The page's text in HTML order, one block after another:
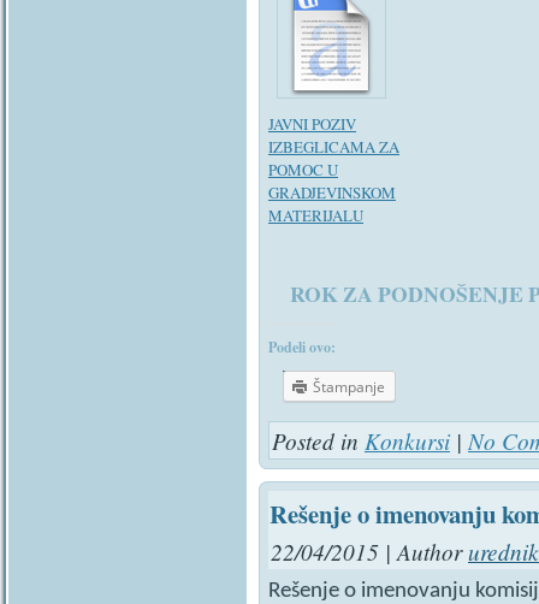
JAVNI POZIV
IZBEGLICAMA ZA
POMOC U
GRADJEVINSKOM
MATERIJALU
ROK ZA PODNOŠENJE
Podeli ovo:
Štampanje
Posted in Konkursi | No
Rešenje o imenovanju
22/04/2015 | Authorurednik
Rešenje o imenovanju